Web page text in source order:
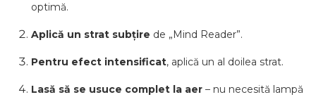
optimă.
Aplică un strat subțire de „Mind Reader”.
Pentru efect intensificat, aplică un al doilea strat.
Lasă să se usuce complet la aer – nu necesită lampă